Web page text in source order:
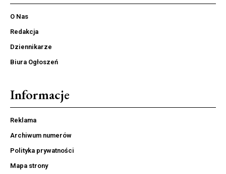
O Nas
Redakcja
Dziennikarze
Biura Ogłoszeń
Informacje
Reklama
Archiwum numerów
Polityka prywatności
Mapa strony